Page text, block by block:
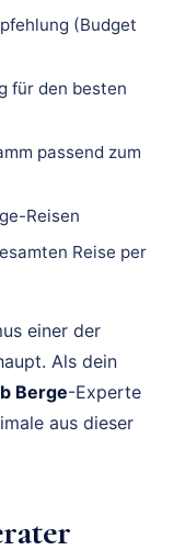
(Budget
für den besten
passend zum
Reisen
Reise per
einer der
Als dein
Berge-Experte
aus dieser